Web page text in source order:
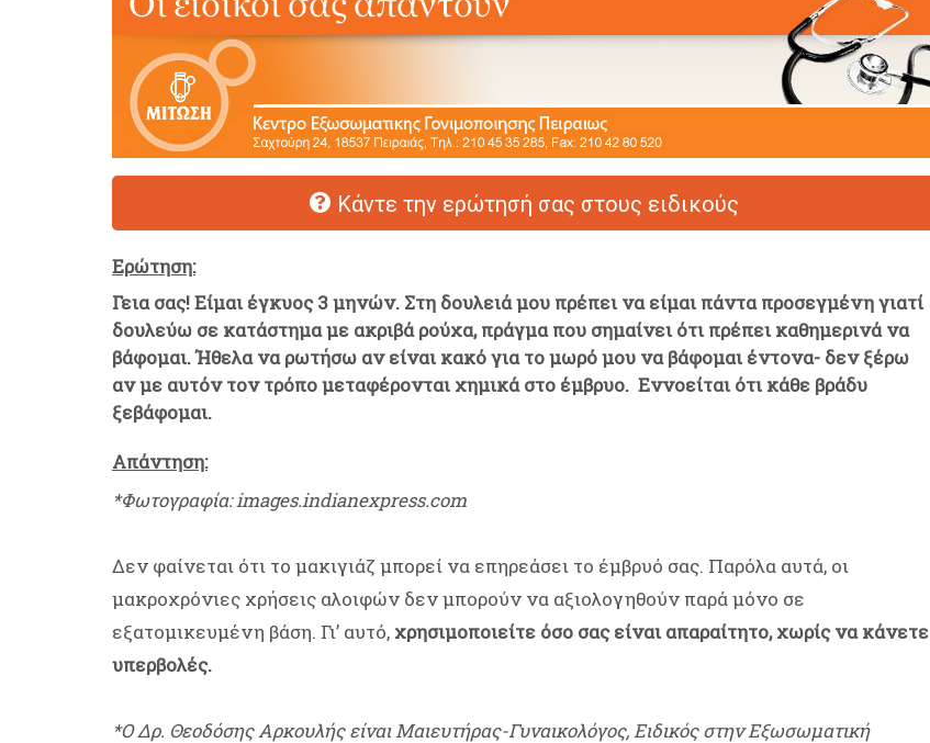
Κάντε την ερώτησή σας στους ειδικούς
Ερώτηση:
Γεια σας! Είμαι έγκυος 3 μηνών. Στη δουλειά μου πρέπει να είμαι πάντα προσεγμένη γιατί
δουλεύω σε κατάστημα με ακριβά ρούχα, πράγμα που σημαίνει ότι πρέπει καθημερινά να
βάφομαι. Ήθελα να ρωτήσω αν είναι κακό για το μωρό μου να βάφομαι έντονα- δεν ξέρω
αν με αυτόν τον τρόπο μεταφέρονται χημικά στο έμβρυο. Εννοείται ότι κάθε βράδυ
ξεβάφομαι.
Απάντηση:
*Φωτογραφία: images.indianexpress.com
Δεν φαίνεται ότι το μακιγιάζ μπορεί να επηρεάσει το έμβρυό σας. Παρόλα αυτά, οι
μακροχρόνιες χρήσεις αλοιφών δεν μπορούν να αξιολογηθούν παρά μόνο σε
εξατομικευμένη βάση. Γι’ αυτό, χρησιμοποιείτε όσο σας είναι απαραίτητο, χωρίς να κάνετε
υπερβολές.
*O Δρ. Θεοδόσης Αρκουλής είναι Μαιευτήρας-Γυναικολόγος, Ειδικός στην Εξωσωματική